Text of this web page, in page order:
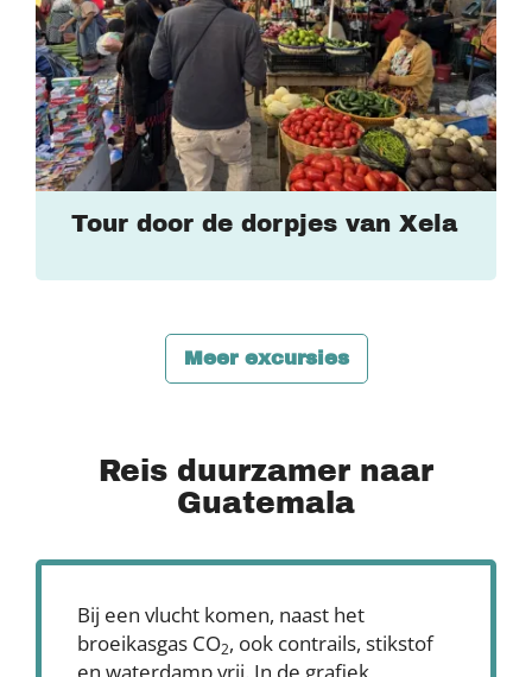
Tour door de dorpjes van Xela
Meer excursies
Reis duurzamer naar
Guatemala
Bij een vlucht komen, naast het
broeikasgas CO2, ook contrails, stikstof
en waterdamp vrij. In de grafiek